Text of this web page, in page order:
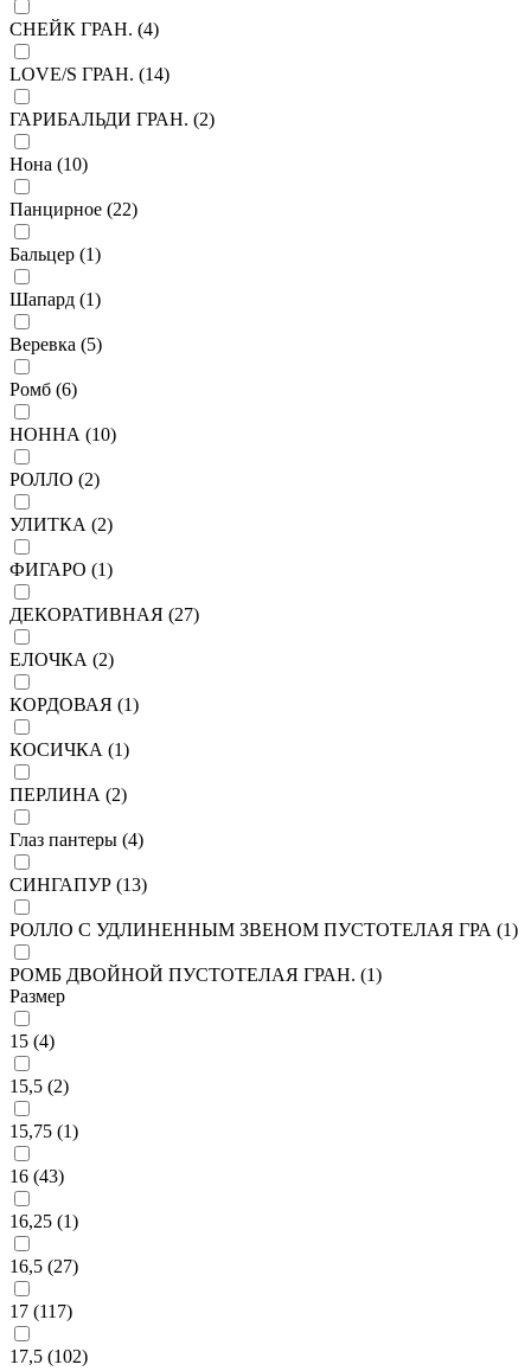
СНЕЙК ГРАН. (4)
LOVE/S ГРАН. (14)
ГАРИБАЛЬДИ ГРАН. (2)
Нона (10)
Панцирное (22)
Бальцер (1)
Шапард (1)
Веревка (5)
Ромб (6)
НОННА (10)
РОЛЛО (2)
УЛИТКА (2)
ФИГАРО (1)
ДЕКОРАТИВНАЯ (27)
ЕЛОЧКА (2)
КОРДОВАЯ (1)
КОСИЧКА (1)
ПЕРЛИНА (2)
Глаз пантеры (4)
СИНГАПУР (13)
РОЛЛО С УДЛИНЕННЫМ ЗВЕНОМ ПУСТОТЕЛАЯ ГРА (1)
РОМБ ДВОЙНОЙ ПУСТОТЕЛАЯ ГРАН. (1)
Размер
15 (4)
15,5 (2)
15,75 (1)
16 (43)
16,25 (1)
16,5 (27)
17 (117)
17,5 (102)